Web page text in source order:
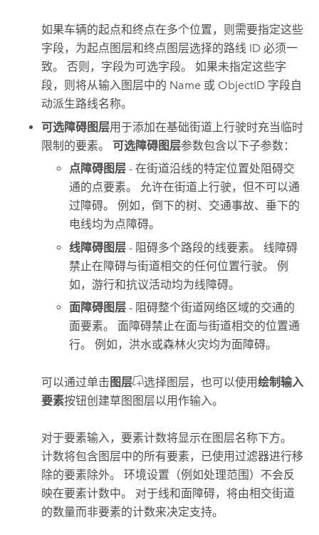
如果车辆的起点和终点在多个位置，则需要指定这些
字段，为起点图层和终点图层选择的路线 ID 必须一
致。 否则，字段为可选字段。 如果未指定这些字
段，则将从输入图层中的 Name 或 ObjectID 字段自
动派生路线名称。
可选障碍图层用于添加在基础街道上行驶时充当临时
限制的要素。 可选障碍图层参数包含以下子参数：
点障碍图层 - 在街道沿线的特定位置处阻碍交
通的点要素。 允许在街道上行驶，但不可以通
过障碍。 例如，倒下的树、交通事故、垂下的
电线均为点障碍。
线障碍图层 - 阻碍多个路段的线要素。 线障碍
禁止在障碍与街道相交的任何位置行驶。 例
如，游行和抗议活动均为线障碍。
面障碍图层 - 阻碍整个街道网络区域的交通的
面要素。 面障碍禁止在面与街道相交的位置通
行。 例如，洪水或森林火灾均为面障碍。
可以通过单击 图层 选择图层，也可以使用绘制输入
要素按钮创建草图图层以用作输入。
对于要素输入，要素计数将显示在图层名称下方。
计数将包含图层中的所有要素，已使用过滤器进行移
除的要素除外。 环境设置（例如处理范围）不会反
映在要素计数中。
对于线和面障碍，将由相交街道
的数量而非要素的计数来决定支持。